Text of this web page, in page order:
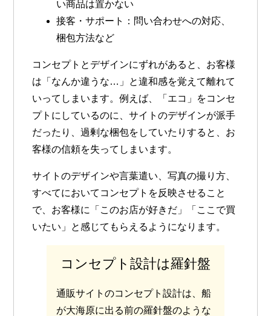
い商品は置かない
接客・サポート
：問い合わせへの対応、
梱包方法など
コンセプトとデザインにずれがあると、お客様
は「なんか違うな…」と違和感を覚えて離れて
いってしまいます。例えば、「エコ」をコンセ
プトにしているのに、サイトのデザインが派手
だったり、過剰な梱包をしていたりすると、お
客様の信頼を失ってしまいます。
サイトのデザインや言葉遣い、写真の撮り方、
すべてにおいてコンセプトを反映させること
で、お客様に「このお店が好きだ」「ここで買
いたい」と感じてもらえるようになります。
コンセプト設計は羅針盤
通販サイトのコンセプト設計は、船
が大海原に出る前の羅針盤のような